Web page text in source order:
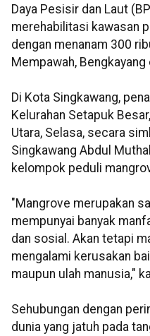
Daya Pesisir dan Laut
merehabilitasi kawasan
dengan menanam 300
Mempawah,
Di Kota Singkawang,
Kelurahan Setapuk
Utara, Selasa, secara
Singkawang Abdul
kelompok peduli
"Mangrove merupakan
mempunyai banyak
dan sosial. Akan tetapi
mengalami kerusakan
maupun ulah manusia,"
Sehubungan dengan
dunia yang jatuh pada